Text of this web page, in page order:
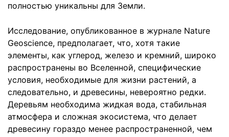
полностью уникальны для Земли.
Исследование, опубликованное в журнале Nature
Geoscience, предполагает, что, хотя такие
элементы, как углерод, железо и кремний, широко
распространены во Вселенной, специфические
условия, необходимые для жизни растений, а
следовательно, и древесины, невероятно редки.
Деревьям необходима жидкая вода, стабильная
атмосфера и сложная экосистема, что делает
древесину гораздо менее распространенной, чем